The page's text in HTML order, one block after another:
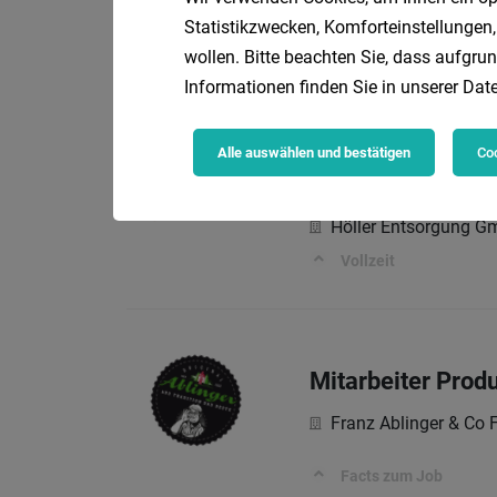
Höller Entsorgung
Ihre Aufgaben:
LKW-Fahrer/in
Höller Entsorgung
Vollzeit
Mitarbeiter
Franz Ablinger & Co
Facts zum Job
Statistikzwecken,
wollen. Bitte beachten Sie, dass
Informationen finden Sie in unserer
Alle auswählen und bestätigen